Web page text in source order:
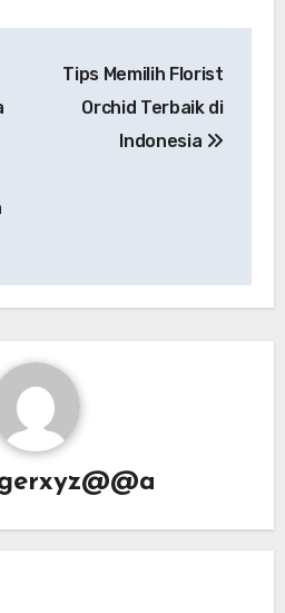
Tips Memilih Florist
Orchid Terbaik di
Indonesia